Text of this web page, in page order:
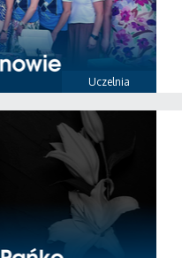
Uczelnia